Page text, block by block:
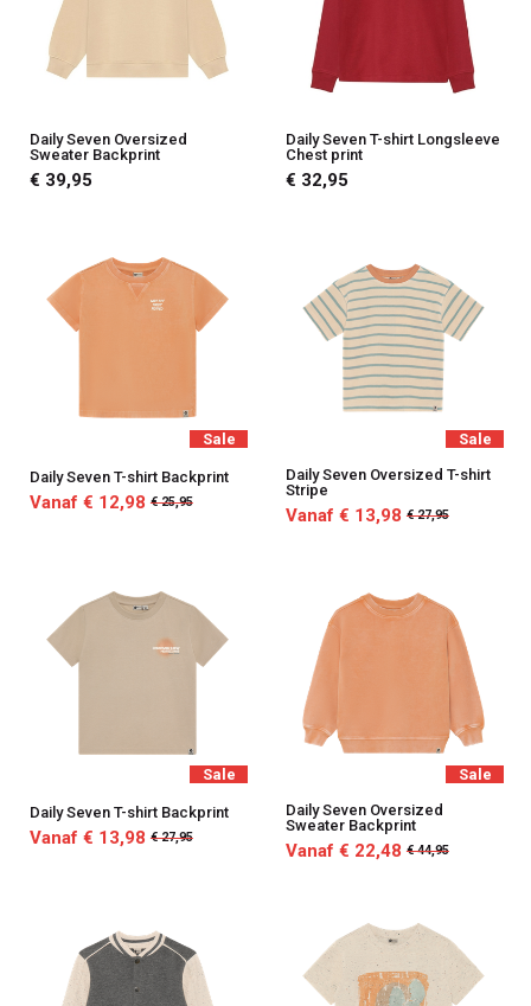
Daily Seven Oversized
Sweater Backprint
€ 39,95
Daily Seven T-shirt Longsleeve
Chest print
€ 32,95
Sale
Daily Seven T-shirt Backprint
Vanaf € 12,98 € 25,95
Sale
Daily Seven Oversized T-shirt
Stripe
Vanaf € 13,98 € 27,95
Sale
Daily Seven T-shirt Backprint
Vanaf € 13,98 € 27,95
Sale
Daily Seven Oversized
Sweater Backprint
Vanaf € 22,48 € 44,95